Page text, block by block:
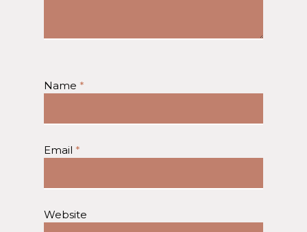
Name *
Email *
Website